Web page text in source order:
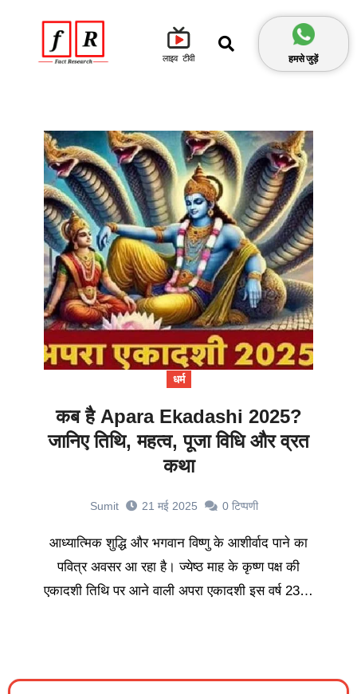
लाइव टीवी हमसे जुड़ें
धर्म
कब है Apara Ekadashi 2025?
जानिए तिथि, महत्व, पूजा विधि और व्रत
कथा
Sumit 21 मई 2025 0 टिप्पणी
आध्यात्मिक शुद्धि और भगवान विष्णु के आशीर्वाद पाने का
पवित्र अवसर आ रहा है। ज्येष्ठ माह के कृष्ण पक्ष की
एकादशी तिथि पर आने वाली अपरा एकादशी इस वर्ष 23…